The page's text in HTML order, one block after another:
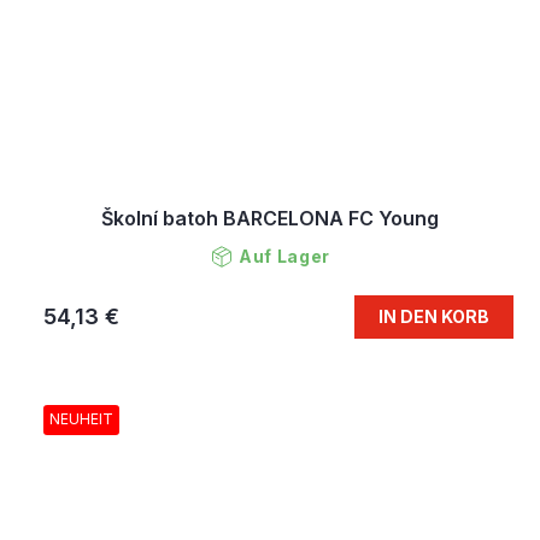
Školní batoh BARCELONA FC Young
Auf Lager
54,13 € IN DEN KORB
NEUHEIT